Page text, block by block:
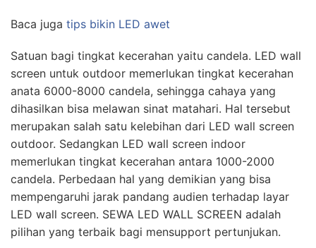
Baca juga tips bikin LED awet
Satuan bagi tingkat kecerahan yaitu candela. LED wall
screen untuk outdoor memerlukan tingkat kecerahan
anata 6000-8000 candela, sehingga cahaya yang
dihasilkan bisa melawan sinat matahari. Hal tersebut
merupakan salah satu kelebihan dari LED wall screen
outdoor. Sedangkan LED wall screen indoor
memerlukan tingkat kecerahan antara 1000-2000
candela. Perbedaan hal yang demikian yang bisa
mempengaruhi jarak pandang audien terhadap layar
LED wall screen. SEWA LED WALL SCREEN adalah
pilihan yang terbaik bagi mensupport pertunjukan.